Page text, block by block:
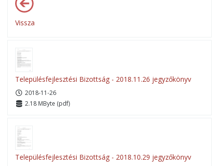
Vissza
Településfejlesztési Bizottság - 2018.11.26 jegyzőkönyv
2018-11-26
2.18 MByte (pdf)
Településfejlesztési Bizottság - 2018.10.29 jegyzőkönyv